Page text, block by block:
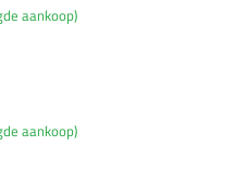
aankoop)
aankoop)